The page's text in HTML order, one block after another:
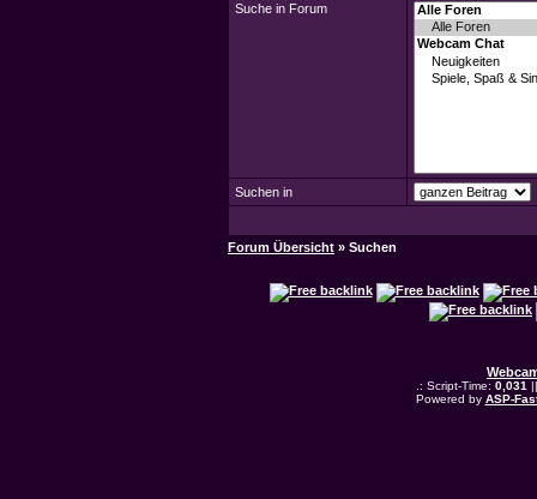
Suche in Forum
Suchen in
Forum Übersicht » Suchen
.: Script-Time: 0,031
Powered by ASP-